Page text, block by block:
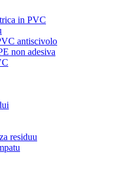
in PVC
antiscivolo
non adesiva
residuu